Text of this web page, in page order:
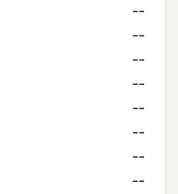
--
--
--
--
--
--
--
--